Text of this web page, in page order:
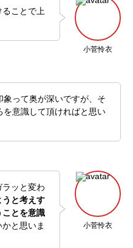
小菅怜衣
ことで上
象って奥が深いですが、そ
を意識して頂ければと思い
小菅怜衣
ッと変わ
うと考えす
ことを意識
と思いま